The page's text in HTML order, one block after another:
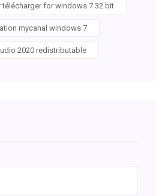
télécharger for windows 7 32 bit
mycanal windows 7
2020 redistributable